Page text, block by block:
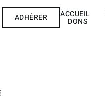
ADHÉRER ACCUEIL
DONS